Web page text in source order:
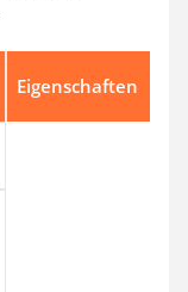
Eigenschaften